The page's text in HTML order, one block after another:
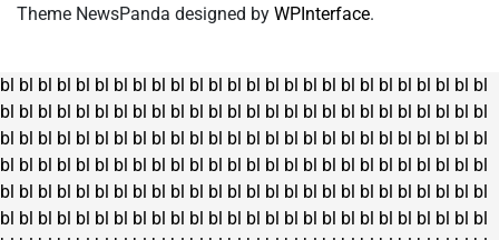
Theme NewsPanda designed by WPInterface.
bl bl bl bl bl bl bl bl bl bl bl bl bl bl bl bl bl bl bl bl bl bl bl bl bl bl
bl bl bl bl bl bl bl bl bl bl bl bl bl bl bl bl bl bl bl bl bl bl bl bl bl bl
bl bl bl bl bl bl bl bl bl bl bl bl bl bl bl bl bl bl bl bl bl bl bl bl bl bl
bl bl bl bl bl bl bl bl bl bl bl bl bl bl bl bl bl bl bl bl bl bl bl bl bl bl
bl bl bl bl bl bl bl bl bl bl bl bl bl bl bl bl bl bl bl bl bl bl bl bl bl bl
bl bl bl bl bl bl bl bl bl bl bl bl bl bl bl bl bl bl bl bl bl bl bl bl bl bl